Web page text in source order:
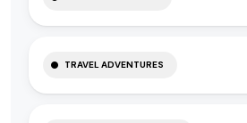
TRAVEL ADVENTURES